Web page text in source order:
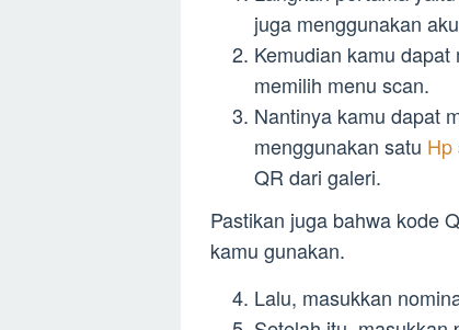
juga menggunakan
Kemudian kamu
memilih menu scan.
Nantinya kamu dapat
menggunakan satu Hp
QR dari galeri.
Pastikan juga bahwa kode
kamu gunakan.
Lalu, masukkan